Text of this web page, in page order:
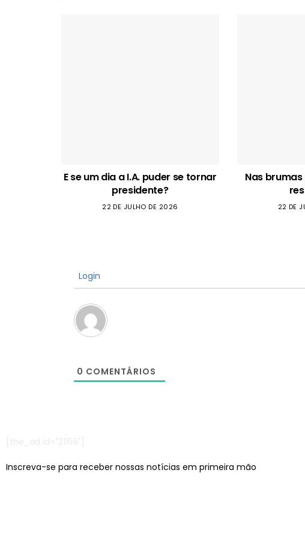
E se um dia a I.A. puder se tornar
presidente?
22 DE JULHO DE 2026
Nas
22 DE
Login
0 COMENTÁRIOS
Inscreva-se para receber nossas notícias em primeira mão